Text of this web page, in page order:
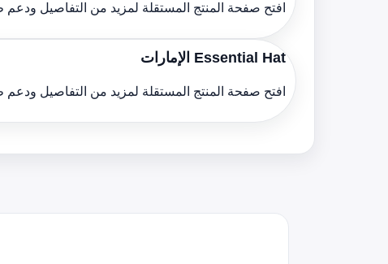
افتح صفحة المنتج المستقلة لمزيد من التفاصيل
Essential Hat الإمارات
افتح صفحة المنتج المستقلة لمزيد من التفاصيل